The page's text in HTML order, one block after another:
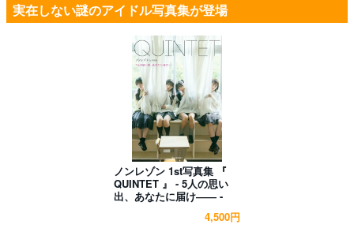
実在しない謎のアイドル写真集が登場
ノンレゾン 1st写真集 『
QUINTET 』 - 5人の思い
出、あなたに届け―― -
4,500円